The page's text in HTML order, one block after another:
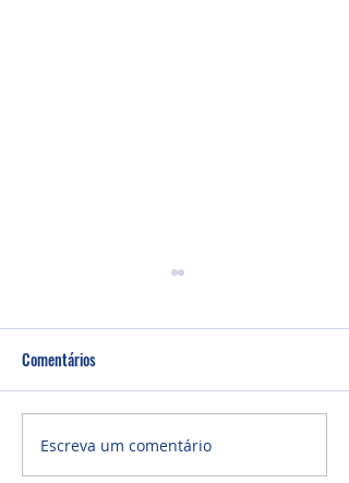
Comentários
Escreva um comentário